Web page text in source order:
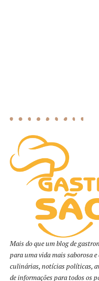
Mais do que um blog de
para uma vida mais saborosa
culinárias, notícias políticas,
de informações para todos os